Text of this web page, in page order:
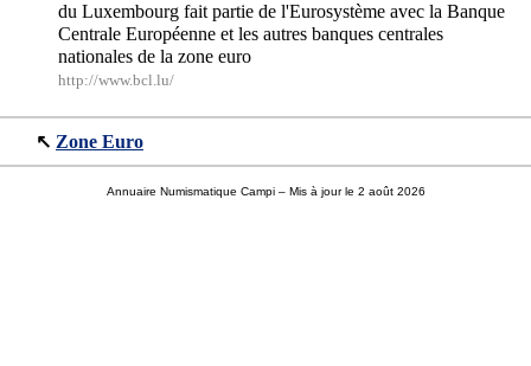
du Luxembourg fait partie de l'Eurosystème avec la Banque
Centrale Européenne et les autres banques centrales
nationales de la zone euro
http://www.bcl.lu/
↖ Zone Euro
Annuaire Numismatique Campi– Mis à jour le 2 août 2026